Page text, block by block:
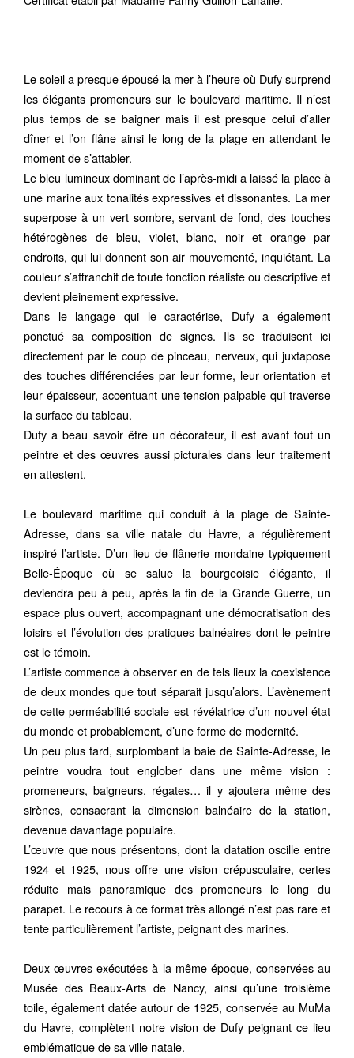
Le soleil a presque épousé la mer à l’heure où Dufy surprend
les élégants promeneurs sur le boulevard maritime. Il n’est
plus temps de se baigner mais il est presque celui d’aller
dîner et l’on flâne ainsi le long de la plage en attendant le
moment de s’attabler.
Le bleu lumineux dominant de l’après-midi a laissé la place à
une marine aux tonalités expressives et dissonantes. La mer
superpose à un vert sombre, servant de fond, des touches
hétérogènes de bleu, violet, blanc, noir et orange par
endroits, qui lui donnent son air mouvementé, inquiétant. La
couleur s’affranchit de toute fonction réaliste ou descriptive et
devient pleinement expressive.
Dans le langage qui le caractérise, Dufy a également
ponctué sa composition de signes. Ils se traduisent ici
directement par le coup de pinceau, nerveux, qui juxtapose
des touches différenciées par leur forme, leur orientation et
leur épaisseur, accentuant une tension palpable qui traverse
la surface du tableau.
Dufy a beau savoir être un décorateur, il est avant tout un
peintre et des œuvres aussi picturales dans leur traitement
en attestent.
Le boulevard maritime qui conduit à la plage de Sainte-
Adresse, dans sa ville natale du Havre, a régulièrement
inspiré l’artiste. D’un lieu de flânerie mondaine typiquement
Belle-Époque où se salue la bourgeoisie élégante, il
deviendra peu à peu, après la fin de la Grande Guerre, un
espace plus ouvert, accompagnant une démocratisation des
loisirs et l’évolution des pratiques balnéaires dont le peintre
est le témoin.
L’artiste commence à observer en de tels lieux la coexistence
de deux mondes que tout séparait jusqu’alors. L’avènement
de cette perméabilité sociale est révélatrice d’un nouvel état
du monde et probablement, d’une forme de modernité.
Un peu plus tard, surplombant la baie de Sainte-Adresse, le
peintre voudra tout englober dans une même vision :
promeneurs, baigneurs, régates… il y ajoutera même des
sirènes, consacrant la dimension balnéaire de la station,
devenue davantage populaire.
L’œuvre que nous présentons, dont la datation oscille entre
1924 et 1925, nous offre une vision crépusculaire, certes
réduite mais panoramique des promeneurs le long du
parapet. Le recours à ce format très allongé n’est pas rare et
tente particulièrement l’artiste, peignant des marines.
Deux œuvres exécutées à la même époque, conservées au
Musée des Beaux-Arts de Nancy, ainsi qu’une troisième
toile, également datée autour de 1925, conservée au MuMa
du Havre, complètent notre vision de Dufy peignant ce lieu
emblématique de sa ville natale.